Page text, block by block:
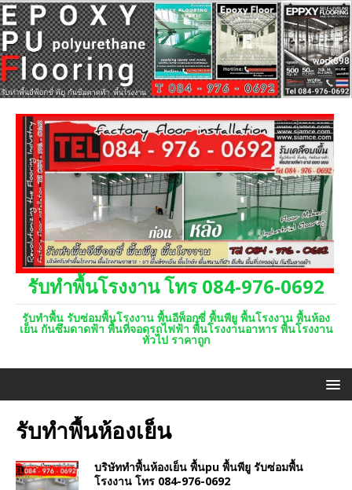
รับทำพื้นโรงงาน โทร 084-976-0692
รับทำพื้น รับซ่อมพื้นโรงงาน พื้นอีพ็อกซี่ พื้นพียู พื้นโรงงาน พื้นห้อง
เย็น กันซึมดาดฟ้า พื้นที่จอดรถไฟฟ้า พื้นโรงงานอาหาร พื้นโรงงาน
ทั่วไป ราคาถูก
รับทำพื้นห้องเย็น
บริษัททำพื้นห้องเย็น พื้นpu พื้นพียู รับซ่อมพื้น
โรงงาน โทร 084-976-0692